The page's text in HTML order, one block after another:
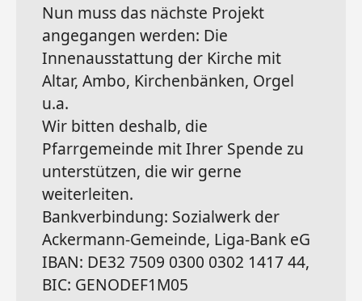
Nun muss das nächste Projekt
angegangen werden: Die
Innenausstattung der Kirche mit
Altar, Ambo, Kirchenbänken, Orgel
u.a.
Wir bitten deshalb, die
Pfarrgemeinde mit Ihrer Spende zu
unterstützen, die wir gerne
weiterleiten.
Bankverbindung: Sozialwerk der
Ackermann-Gemeinde, Liga-Bank eG
IBAN: DE32 7509 0300 0302 1417 44,
BIC: GENODEF1M05